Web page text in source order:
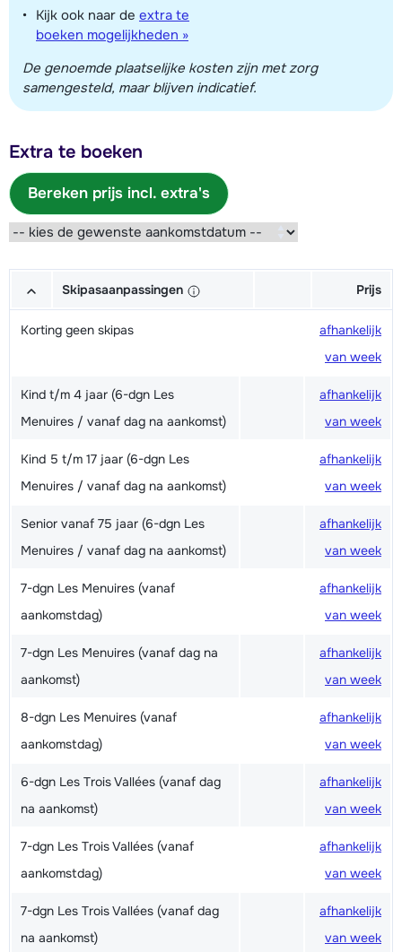
Kijk ook naar de extra te
boeken mogelijkheden »
De genoemde plaatselijke kosten zijn met zorg
samengesteld, maar blijven indicatief.
Extra te boeken
Bereken prijs incl. extra's
Skipasaanpassingen Prijs
Korting geen skipas
afhankelijk
van week
Kind t/m 4 jaar (6-dgn Les
Menuires / vanaf dag na aankomst)
afhankelijk
van week
Kind 5 t/m 17 jaar (6-dgn Les
Menuires / vanaf dag na aankomst)
afhankelijk
van week
Senior vanaf 75 jaar (6-dgn Les
Menuires / vanaf dag na aankomst)
afhankelijk
van week
7-dgn Les Menuires (vanaf
aankomstdag)
afhankelijk
van week
7-dgn Les Menuires (vanaf dag na
aankomst)
afhankelijk
van week
8-dgn Les Menuires (vanaf
aankomstdag)
afhankelijk
van week
6-dgn Les Trois Vallées (vanaf dag
na aankomst)
afhankelijk
van week
7-dgn Les Trois Vallées (vanaf
aankomstdag)
afhankelijk
van week
7-dgn Les Trois Vallées (vanaf dag
na aankomst)
afhankelijk
van week